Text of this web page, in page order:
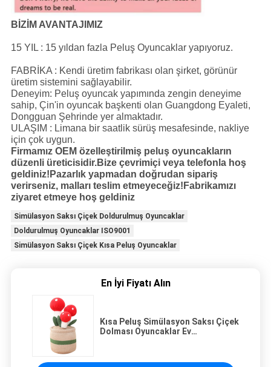
BİZİM AVANTAJIMIZ
15 YIL : 15 yıldan fazla Peluş Oyuncaklar yapıyoruz.
FABRİKA : Kendi üretim fabrikası olan şirket, görünür
üretim sistemini sağlayabilir.
Deneyim: Peluş oyuncak yapımında zengin deneyime
sahip, Çin'in oyuncak başkenti olan Guangdong Eyaleti,
Dongguan Şehrinde yer almaktadır.
ULAŞIM : Limana bir saatlik sürüş mesafesinde, nakliye
için çok uygun.
Firmamız OEM özelleştirilmiş peluş oyuncakların
düzenli üreticisidir.Bize çevrimiçi veya telefonla hoş
geldiniz!Pazarlık yapmadan doğrudan sipariş
verirseniz, malları teslim etmeyeceğiz!Fabrikamızı
ziyaret etmeye hoş geldiniz
Simülasyon Saksı Çiçek Doldurulmuş Oyuncaklar
Doldurulmuş Oyuncaklar ISO9001
Simülasyon Saksı Çiçek Kısa Peluş Oyuncaklar
En İyi Fiyatı Alın
Kısa Peluş Simülasyon Saksı Çiçek
Dolması Oyuncaklar Ev